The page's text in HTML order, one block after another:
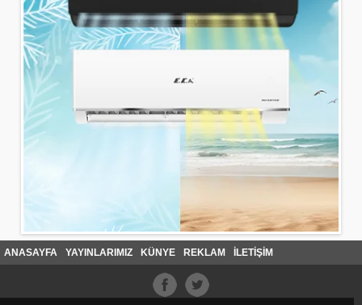
ANASAYFA YAYINLARIMIZ KÜNYE REKLAM İLETİŞİM